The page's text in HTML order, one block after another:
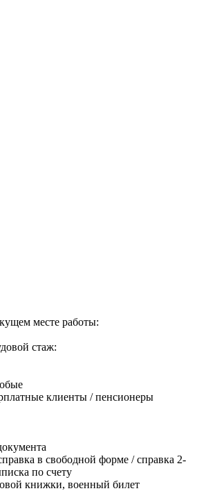
месте работы:
стаж:
клиенты / пенсионеры
в свободной форме / справка 2-
по счету
книжки, военный билет